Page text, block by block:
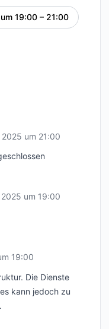
19:00 – 21:00 UTC
um 21:00
um 19:00
19:00
Die Dienste
kann jedoch zu